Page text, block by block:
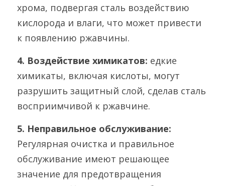
хрома, подвергая сталь воздействию
кислорода и влаги, что может привести
к появлению ржавчины.
4. Воздействие химикатов: едкие
химикаты, включая кислоты, могут
разрушить защитный слой, сделав сталь
восприимчивой к ржавчине.
5.
Регулярная очистка и правильное
обслуживание имеют решающее
значение для предотвращения